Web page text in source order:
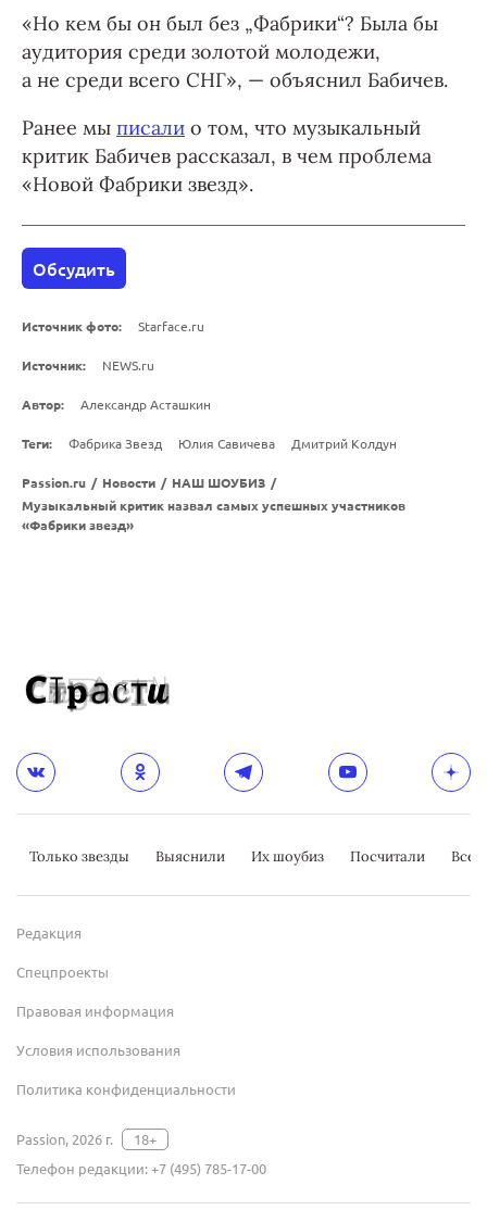
«Но кем бы он был без „Фабрики“? Была бы
аудитория среди золотой молодежи,
а не среди всего СНГ», — объяснил Бабичев.
Ранее мы писали о том, что музыкальный
критик Бабичев рассказал, в чем проблема
«Новой Фабрики звезд».
Обсудить
Источник фото: Starface.ru
Источник: NEWS.ru
Автор: Александр Асташкин
Теги: Фабрика Звезд Юлия Савичева Дмитрий Колдун
Passion.ru / Новости / НАШ ШОУБИЗ /
Музыкальный критик назвал самых успешных участников
«Фабрики звезд»
Только звезды Выяснили Их шоубиз Посчитали
Редакция
Спецпроекты
Правовая информация
Условия использования
Политика конфиденциальности
Passion, 2026 г.
18+
Телефон редакции:+7 (495) 785-17-00